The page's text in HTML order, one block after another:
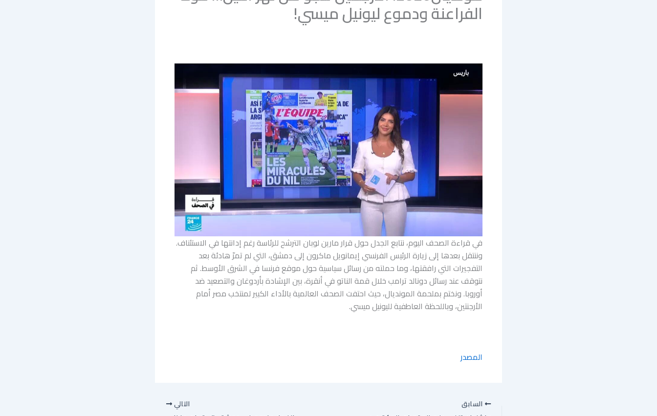
الفراعنة ودموع ليونيل ميسي!
في قراءة الصحف اليوم، نتابع الجدل حول قرار مارين لوبان الترشح للرئاسة رغم إدانتها في الاستئناف.
وننتقل بعدها إلى زيارة الرئيس الفرنسي إيمانويل ماكرون إلى دمشق، التي لم تمرّ هادئة بعد
التفجيرات التي رافقتها، وما حملته من رسائل سياسية حول موقع فرنسا في الشرق الأوسط. ثم
نتوقف عند رسائل دونالد ترامب خلال قمة الناتو في أنقرة، بين الإشادة بأردوغان والتصعيد ضد
أوروبا. ونختم بملحمة المونديال، حيث احتفت الصحف العالمية بالأداء الكبير لمنتخب مصر أمام
الأرجنتين، وباللحظة العاطفية لليونيل ميسي.
المصدر
السابق التالي